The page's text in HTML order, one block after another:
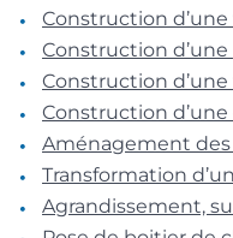
Construction d’une
Construction
Construction d’une
Construction d’une
Aménagement
Transformation
Agrandissement,